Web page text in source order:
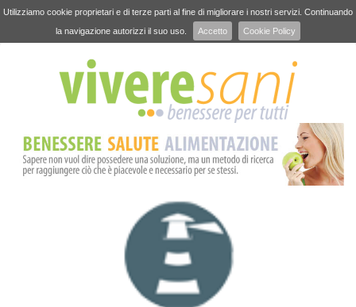
Utilizziamo cookie proprietari e di terze parti al fine di migliorare i nostri servizi. Continuando
la navigazione autorizzi il suo uso.
Accetto Cookie Policy